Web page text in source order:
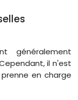
généralement
il n'est
en charge